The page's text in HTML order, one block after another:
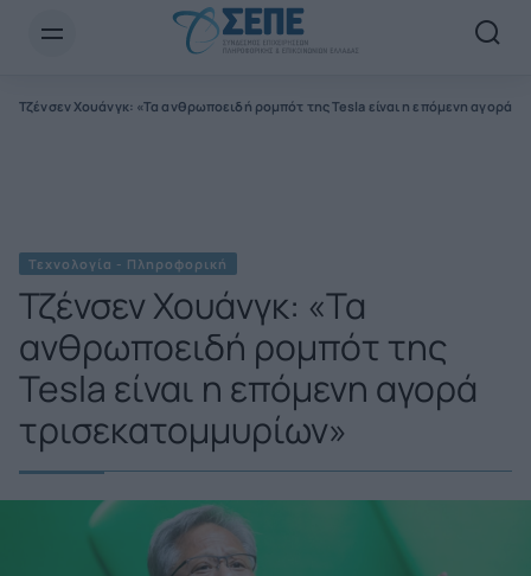
Τζένσεν Χουάνγκ: «Τα ανθρωποειδή ρομπότ της Tesla είναι η επόμενη αγορά
Τεχνολογία - Πληροφορική
Τζένσεν Χουάνγκ: «Τα
ανθρωποειδή ρομπότ της
Tesla είναι η επόμενη αγορά
τρισεκατομμυρίων»
Newsletter Email*